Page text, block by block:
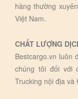
hàng thường
Việt Nam.
CHẤT LƯỢNG
Bestcargo.vn luôn
chúng tôi đối với
Trucking nội địa và